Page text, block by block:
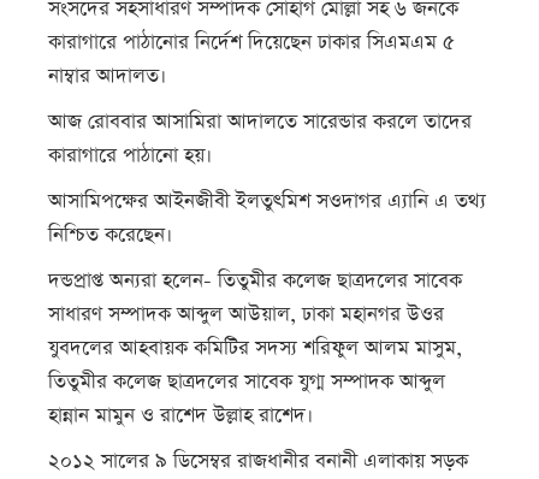
সংসদের সহসাধারণ সম্পাদক সোহাগ মোল্লা সহ ৬ জনকে
কারাগারে পাঠানোর নির্দেশ দিয়েছেন ঢাকার সিএমএম ৫
নাম্বার আদালত।
আজ রোববার আসামিরা আদালতে সারেন্ডার করলে তাদের
কারাগারে পাঠানো হয়।
আসামিপক্ষের আইনজীবী ইলতুৎমিশ সওদাগর এ্যানি এ তথ্য
নিশ্চিত করেছেন।
দন্ডপ্রাপ্ত অন্যরা হলেন- তিতুমীর কলেজ ছাত্রদলের সাবেক
সাধারণ সম্পাদক আব্দুল আউয়াল, ঢাকা মহানগর উওর
যুবদলের আহবায়ক কমিটির সদস্য শরিফুল আলম মাসুম,
তিতুমীর কলেজ ছাত্রদলের সাবেক যুগ্ম সম্পাদক আব্দুল
হান্নান মামুন ও রাশেদ উল্লাহ রাশেদ।
২০১২ সালের ৯ ডিসেম্বর রাজধানীর বনানী এলাকায় সড়ক